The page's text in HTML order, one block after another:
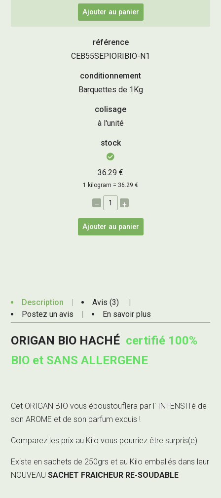
Ajouter au panier
référence
CEB55SEPIORIBIO-N1
conditionnement
Barquettes de 1Kg
colisage
à l'unité
stock
36.29 €
1 kilogram = 36.29 €
– +
Ajouter au panier
Description
Avis (3)
Postez un avis
En savoir plus
ORIGAN BIO HACHÉ certifié 100%
BIO et SANS ALLERGENE
Cet ORIGAN BIO vous époustouflera par l' INTENSITé de
son AROME et de son parfum exquis !
Comparez les prix au Kilo vous pourriez être surpris(e)
Existe en sachets de 250grs et au Kilo emballés dans leur
NOUVEAUSACHET FRAICHEUR RE-SOUDABLE